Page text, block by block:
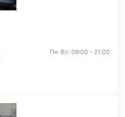
Пн-Вс: 09:00 - 21:00